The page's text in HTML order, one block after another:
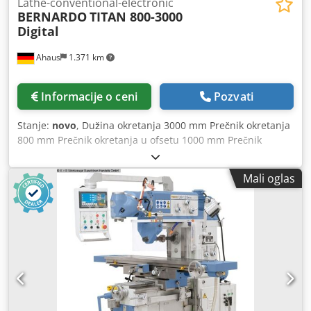
Ahaus 1.371 km
BERNARDOTITAN 800-3000
Digital
Informacije o ceni Pozvati
Stanje: novo, Dužina okretanja 3000 mm Prečnik okretanja
800 mm Prečnik okretanja u ofsetu 1000 mm Prečnik
okretanja preko podrške 540 mm brzina 25 - 1600 rpm
Pero: 5 MK Pero putanja 235 mm, vreteno otvor 105.0 mm,
Snaga motora 7,5 kV Držač vretena DIN 55029 D 1-8 Težina
mašine cca. 3820 kg. Dimenzije 4800 k 1320 k 1580 mm
Svojstva - Raznovrsne primene u opštem mašinstvu, .
Proizvodnja, proizvodnja jednog dela, ... - Centralni,
zgodan kolo za hranilice i navoja . sa vodičem i
povlačenjem vretena - Prizma krevet napravljen od sivog
livenog gvožđa, indukcija kaljen i precizno brušen -
Moderni glavni vreteno ležaj sa ugaonim kontaktnim
valjkastim ležajevima u preciznom dizajnu - Ojačani i
Mali oglas